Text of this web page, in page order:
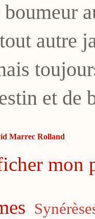
autre
et de
Marrec Rolland
mon